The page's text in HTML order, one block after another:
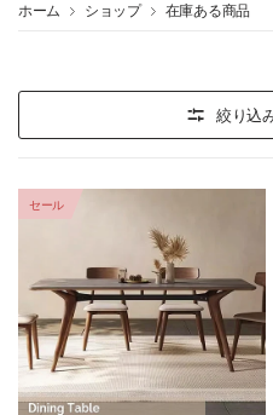
ホーム ショップ 在庫ある商品
絞り込
セール